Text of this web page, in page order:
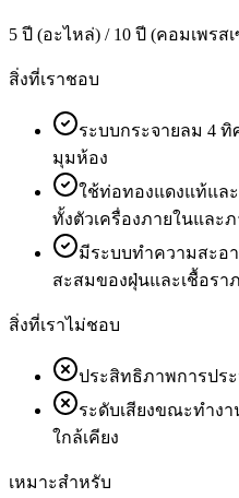
5 ปี (อะไหล่) / 10 ปี (คอมเพรส
สิ่งที่เราชอบ
ระบบกระจายลม 4 ทิ
มุมห้อง
ใช้ท่อทองแดงแท้แล
ทั้งตัวเครื่องภายในและ
มีระบบทำความสะอ
สะสมของฝุ่นและเชื้อรา
สิ่งที่เราไม่ชอบ
ประสิทธิภาพการปร
ระดับเสียงขณะทำงา
ใกล้เคียง
เหมาะสำหรับ